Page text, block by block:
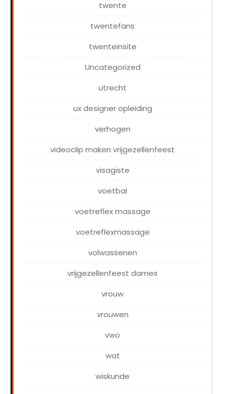
twente
twentefans
twenteinsite
Uncategorized
utrecht
ux designer opleiding
verhogen
videoclip maken vrijgezellenfeest
visagiste
voetbal
voetreflex massage
voetreflexmassage
volwassenen
vrijgezellenfeest dames
vrouw
vrouwen
vwo
wat
wiskunde